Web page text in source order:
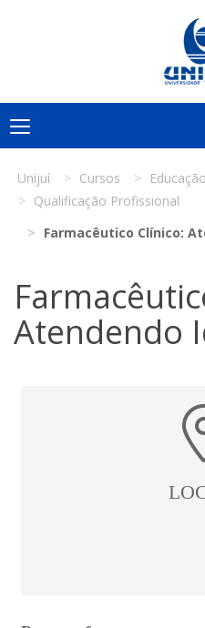
Unijuí Cursos
Qualificação Profissional
Farmacêutico Clínico:
Atendendo